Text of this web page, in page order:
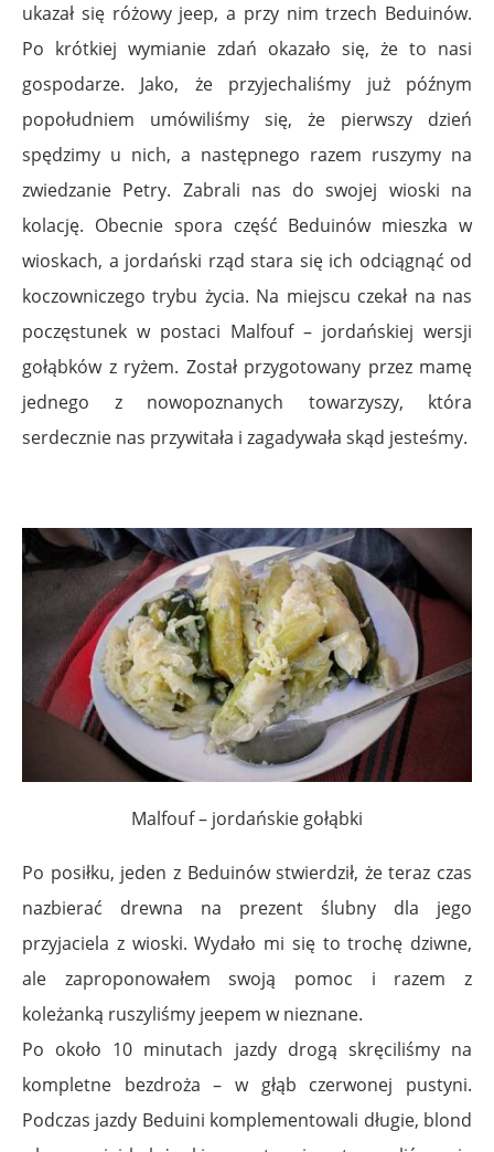
ukazał się różowy jeep, a przy nim trzech Beduinów.
Po krótkiej wymianie zdań okazało się, że to nasi
gospodarze. Jako, że przyjechaliśmy już późnym
popołudniem umówiliśmy się, że pierwszy dzień
spędzimy u nich, a następnego razem ruszymy na
zwiedzanie Petry. Zabrali nas do swojej wioski na
kolację. Obecnie spora część Beduinów mieszka w
wioskach, a jordański rząd stara się ich odciągnąć od
koczowniczego trybu życia. Na miejscu czekał na nas
poczęstunek w postaci Malfouf – jordańskiej wersji
gołąbków z ryżem. Został przygotowany przez mamę
jednego z nowopoznanych towarzyszy, która
serdecznie nas przywitała i zagadywała skąd jesteśmy.
Malfouf – jordańskie gołąbki
Po posiłku, jeden z Beduinów stwierdził, że teraz czas
nazbierać drewna na prezent ślubny dla jego
przyjaciela z wioski. Wydało mi się to trochę dziwne,
ale zaproponowałem swoją pomoc i razem z
koleżanką ruszyliśmy jeepem w nieznane.
Po około 10 minutach jazdy drogą skręciliśmy na
kompletne bezdroża – w głąb czerwonej pustyni.
Podczas jazdy Beduini komplementowali długie, blond